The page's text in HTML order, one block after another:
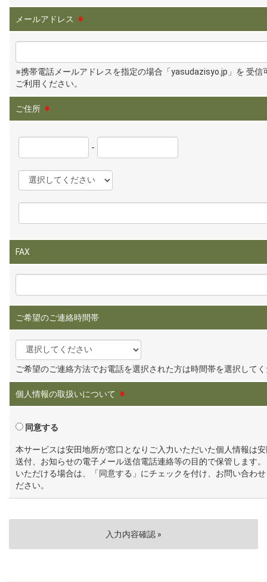
メールアドレス ※
※携帯電話メールアドレスを指定の場合「yasudazisyo.jp」を 受信
ご利用ください。
ご住所 ※
-
FAX
ご希望のご連絡時間帯
ご希望のご連絡方法でお電話を選択された方は時間帯を選択して
個人情報の取扱いについて ※
同意する
本サービスは安田地所が窓口となりご入力いただいた個人情報は
送付、お知らせの電子メール送信電話連絡等の目的で保管します
いただける場合は、「同意する」にチェックを付け、お問い合わ
ださい。